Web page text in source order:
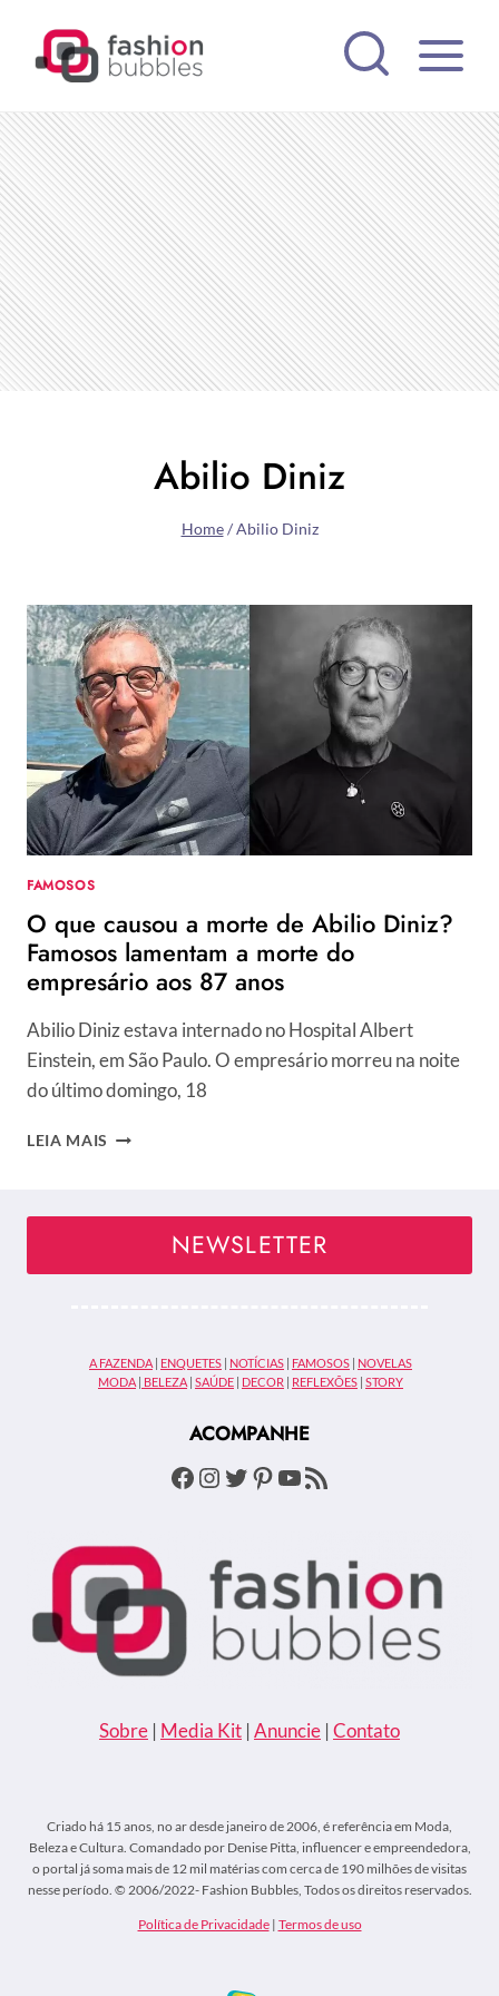
Abilio Diniz
Home / Abilio Diniz
FAMOSOS
O que causou a morte de Abilio Diniz?
Famosos lamentam a morte do
empresário aos 87 anos
Abilio Diniz estava internado no Hospital Albert
Einstein, em São Paulo. O empresário morreu na noite
do último domingo, 18
LEIA MAIS
ABILIO
A
MORTE
EMPRESÁRIO
NEWSLETTER
A FAZENDA | ENQUETES | NOTÍCIAS | FAMOSOS | NOVELAS
MODA | BELEZA | SAÚDE | DECOR | REFLEXÕES | STORY
ACOMPANHE
Facebook
Instagram
Twitter
Pinterest
Youtube
Feed RSS
Sobre | Media Kit | Anuncie | Contato
Criado há 15 anos, no ar desde janeiro de 2006, é referência em Moda,
Beleza e Cultura. Comandado por Denise Pitta, influencer e empreendedora,
o portal já soma mais de 12 mil matérias com cerca de 190 milhões de visitas
nesse período. © 2006/2022- Fashion Bubbles, Todos os direitos reservados.
Política de Privacidade| Termos de uso